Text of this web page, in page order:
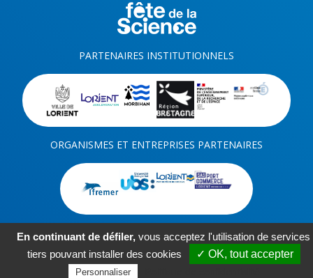
PARTENAIRES INSTITUTIONNELS
ORGANISMES ET ENTREPRISES PARTENAIRES
Mentions légales-Plan du site -Réalisation ARTGO Média
En continuant de défiler, vous acceptez l'utilisation de services
tiers pouvant installer des cookies
✓ OK, tout accepter
Personnaliser